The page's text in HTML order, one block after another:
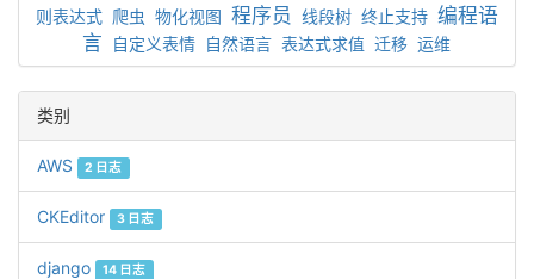
则表达式 爬虫 物化视图 程序员 线段树 终止支持 编程语
言
自定义表情 自然语言 表达式求值 迁移 运维
类别
AWS 2 日志
CKEditor 3 日志
django 14 日志